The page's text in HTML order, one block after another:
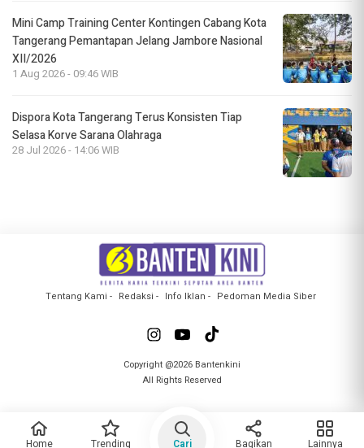
Mini Camp Training Center Kontingen Cabang Kota
Tangerang Pemantapan Jelang Jambore Nasional
XII/2026
1 Aug 2026 - 09:46 WIB
Dispora Kota Tangerang Terus Konsisten Tiap
Selasa Korve Sarana Olahraga
28 Jul 2026 - 14:06 WIB
Tentang Kami Redaksi Info Iklan Pedoman Media Siber
Copyright @2026 Bantenkini
All Rights Reserved
Home Trending Cari Bagikan Lainnya